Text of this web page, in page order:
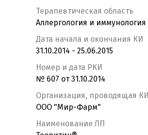
Терапевтическая область
Аллергология и иммунология
Дата начала и окончания КИ
31.10.2014 - 25.06.2015
Номер и дата РКИ
№ 607 от 31.10.2014
Организация, проводящая КИ
ООО "Мир-Фарм"
Наименование ЛП